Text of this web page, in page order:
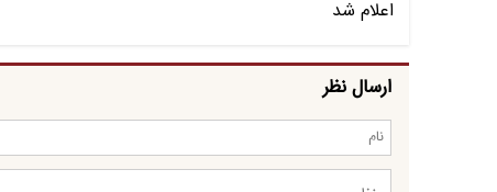
ارسال نظر